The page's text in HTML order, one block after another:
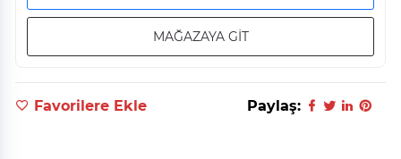
MAĞAZAYA GİT
Favorilere Ekle Paylaş: